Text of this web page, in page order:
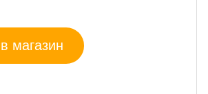
магазин